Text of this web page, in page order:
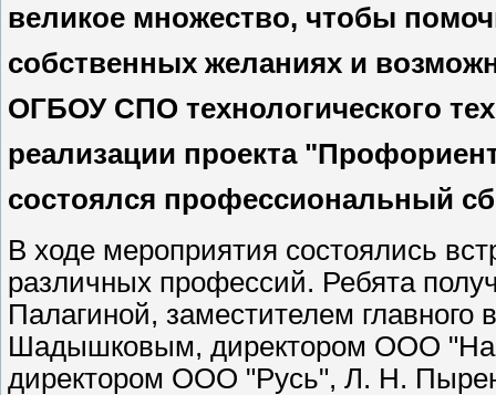
великое множество, чтобы
собственных желаниях и
ОГБОУ СПО технологического
реализации проекта
состоялся профессиональный
В ходе мероприятия состоялись
различных профессий. Ребята
Палагиной, заместителем
Шадышковым, директором ООО
директором ООО "Русь", Л. Н.